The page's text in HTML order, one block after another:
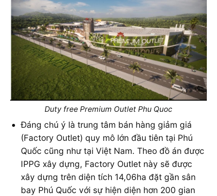
Duty free Premium Outlet Phu Quoc
Đáng chú ý là trung tâm bán hàng giảm giá
(Factory Outlet) quy mô lớn đầu tiên tại Phú
Quốc cũng như tại Việt Nam. Theo đồ án được
IPPG xây dựng, Factory Outlet này sẽ được
xây dựng trên diện tích 14,06ha đặt gần sân
bay Phú Quốc với sự hiện diện hơn 200 gian